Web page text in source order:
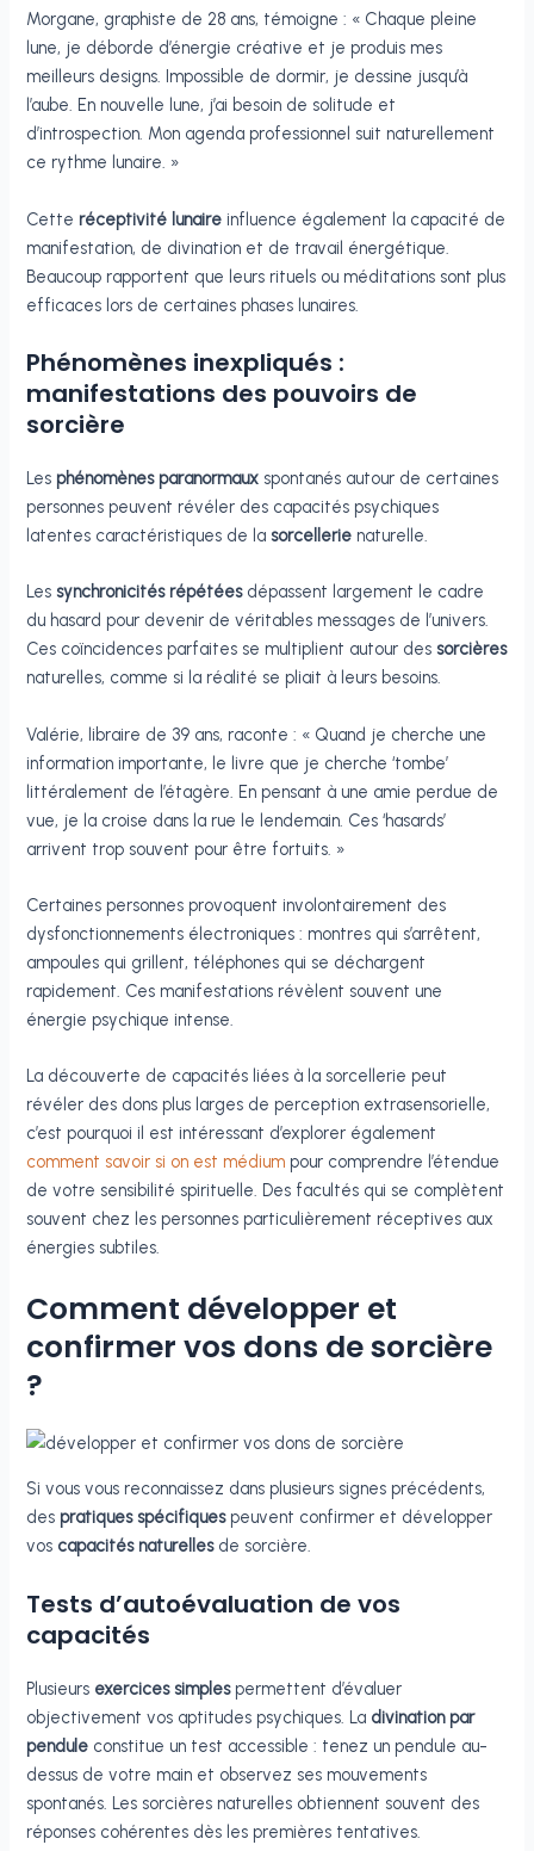
Morgane, graphiste de 28 ans, témoigne : « Chaque pleine
lune, je déborde d’énergie créative et je produis mes
meilleurs designs. Impossible de dormir, je dessine jusqu’à
l’aube. En nouvelle lune, j’ai besoin de solitude et
d’introspection. Mon agenda professionnel suit naturellement
ce rythme lunaire. »
Cette réceptivité lunaire influence également la capacité de
manifestation, de divination et de travail énergétique.
Beaucoup rapportent que leurs rituels ou méditations sont plus
efficaces lors de certaines phases lunaires.
Phénomènes inexpliqués :
manifestations des pouvoirs de
sorcière
Les phénomènes paranormaux spontanés autour de certaines
personnes peuvent révéler des capacités psychiques
latentes caractéristiques de la sorcellerie naturelle.
Les synchronicités répétéesdépassent largement le cadre
du hasard pour devenir de véritables messages de l’univers.
Ces coïncidences parfaites se multiplient autour des sorcières
naturelles, comme si la réalité se pliait à leurs besoins.
Valérie, libraire de 39 ans, raconte : « Quand je cherche une
information importante, le livre que je cherche ‘tombe’
littéralement de l’étagère. En pensant à une amie perdue de
vue, je la croise dans la rue le lendemain. Ces ‘hasards’
arrivent trop souvent pour être fortuits. »
Certaines personnes provoquent involontairement des
dysfonctionnements électroniques : montres qui s’arrêtent,
ampoules qui grillent, téléphones qui se déchargent
rapidement. Ces manifestations révèlent souvent une
énergie psychique intense.
La découverte de capacités liées à la sorcellerie peut
révéler des dons plus larges de perception extrasensorielle,
c’est pourquoi il est intéressant d’explorer également
comment savoir si on est médium pour comprendre l’étendue
de votre sensibilité spirituelle. Des facultés qui se complètent
souvent chez les personnes particulièrement réceptives aux
énergies subtiles.
Comment développer et
confirmer vos dons de sorcière
?
Si vous vous reconnaissez dans plusieurs signes précédents,
des pratiques spécifiquespeuvent confirmer et développer
vos capacités naturellesde sorcière.
Tests d’autoévaluation de vos
capacités
Plusieurs exercices simplespermettent d’évaluer
objectivement vos aptitudes psychiques. La divination par
pendule constitue un test accessible : tenez un pendule au-
dessus de votre main et observez ses mouvements
spontanés. Les sorcières naturelles obtiennent souvent des
réponses cohérentes dès les premières tentatives.